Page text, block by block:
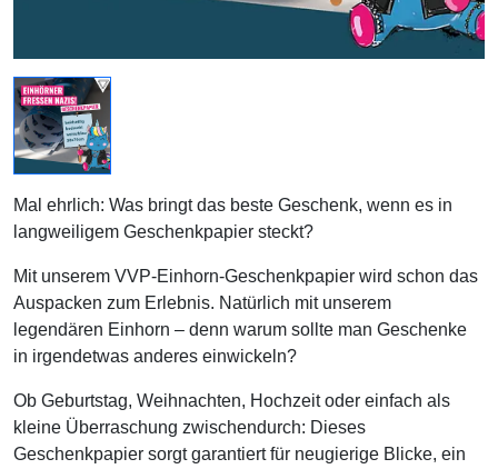
Mal ehrlich: Was bringt das beste Geschenk, wenn es in
langweiligem Geschenkpapier steckt?
Mit unserem VVP-Einhorn-Geschenkpapier wird schon das
Auspacken zum Erlebnis. Natürlich mit unserem
legendären Einhorn – denn warum sollte man Geschenke
in irgendetwas anderes einwickeln?
Ob Geburtstag, Weihnachten, Hochzeit oder einfach als
kleine Überraschung zwischendurch: Dieses
Geschenkpapier sorgt garantiert für neugierige Blicke, ein